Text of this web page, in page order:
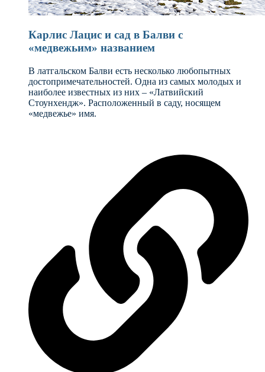
Карлис Лацис и сад в Балви с
«медвежьим» названием
В латгальском Балви есть несколько любопытных
достопримечательностей. Одна из самых молодых и
наиболее известных из них – «Латвийский
Стоунхендж». Расположенный в саду, носящем
«медвежье» имя.